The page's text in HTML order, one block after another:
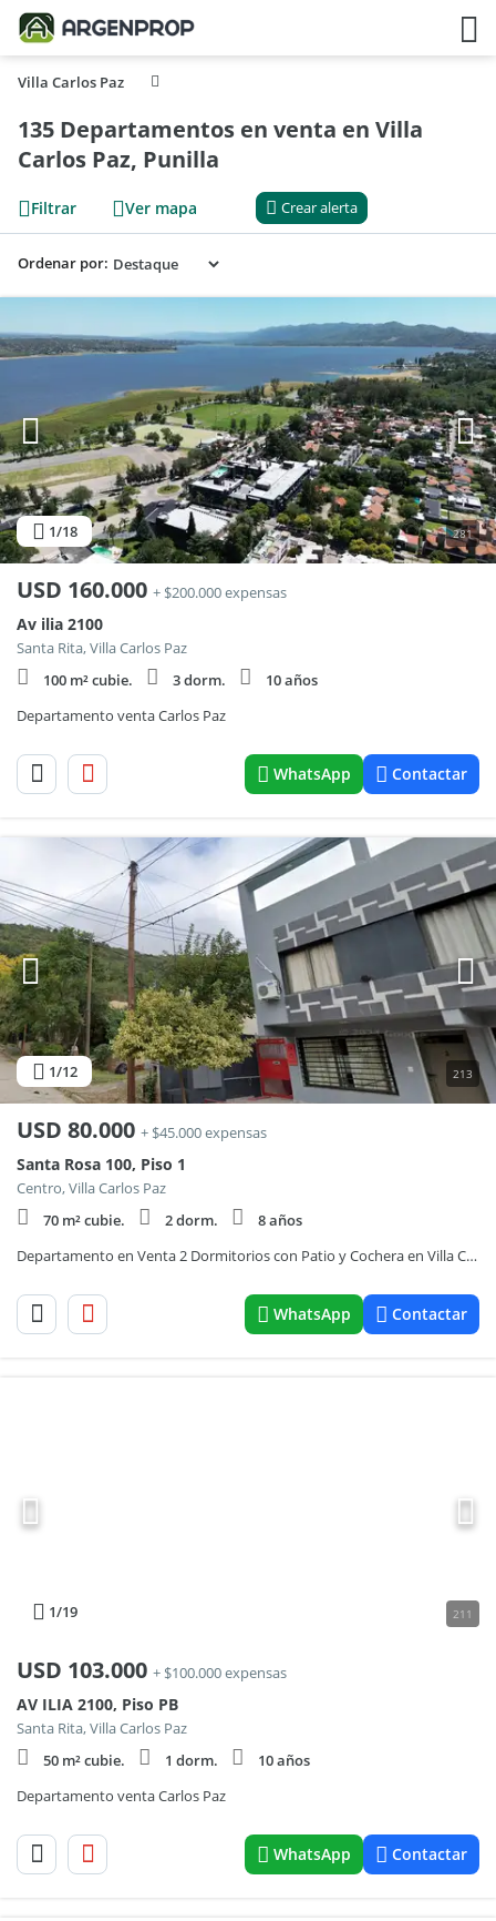
Villa Carlos Paz
135 Departamentos en venta en Villa
Carlos Paz, Punilla
Filtrar Ver mapa Crear alerta
Ordenar por:
1/18 281
USD 160.000 + $200.000 expensas
Av ilia 2100
Santa Rita, Villa Carlos Paz
100 m² cubie.
3 dorm.
10 años
Departamento venta Carlos Paz
WhatsApp Contactar
1/12 213
USD 80.000 + $45.000 expensas
Santa Rosa 100, Piso 1
Centro, Villa Carlos Paz
70 m² cubie.
2 dorm.
8 años
Departamento en Venta 2 Dormitorios con Patio y Cochera en Villa Carlos Paz
WhatsApp Contactar
1/19 211
USD 103.000 + $100.000 expensas
AV ILIA 2100, Piso PB
Santa Rita, Villa Carlos Paz
50 m² cubie.
1 dorm.
10 años
Departamento venta Carlos Paz
WhatsApp Contactar